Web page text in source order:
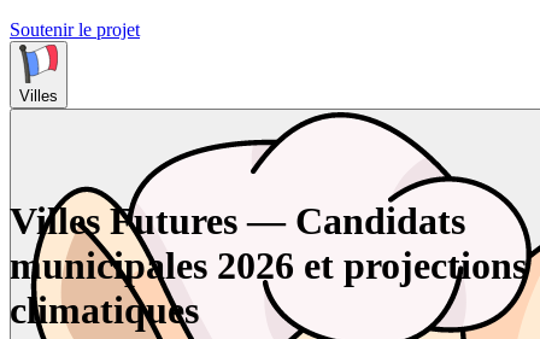
Soutenir le projet
Villes
Villes Futures — Candidats
municipales 2026 et projections
climatiques